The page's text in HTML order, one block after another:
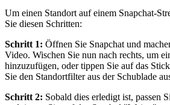
Um einen Standort auf einem Snapchat-
Sie diesen Schritten:
Schritt 1: Öffnen Sie Snapchat und
Video. Wischen Sie nun nach rechts, um
hinzuzufügen, oder tippen Sie auf das
Sie den Standortfilter aus der Schublade
Schritt 2: Sobald dies erledigt ist, passen